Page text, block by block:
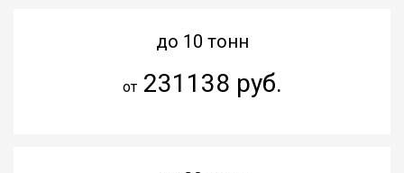
до 10 тонн
от231138 руб.